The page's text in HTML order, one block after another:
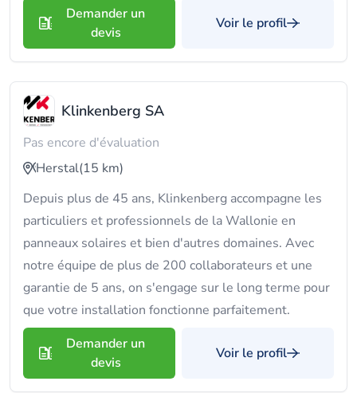
Demander un
devis
Voir le profil
Klinkenberg SA
Pas encore d'évaluation
Herstal(15 km)
Depuis plus de 45 ans, Klinkenberg accompagne les
particuliers et professionnels de la Wallonie en
panneaux solaires et bien d'autres domaines. Avec
notre équipe de plus de 200 collaborateurs et une
garantie de 5 ans, on s'engage sur le long terme pour
que votre installation fonctionne parfaitement.
Demander un
devis
Voir le profil